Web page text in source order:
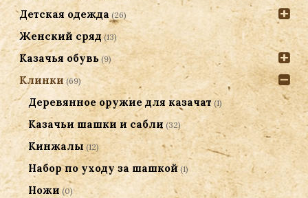
Детская одежда (26)
Женский сряд (13)
Казачья обувь (9)
Клинки (69)
Деревянное оружие для казачат (1)
Казачьи шашки и сабли (32)
Кинжалы (12)
Набор по уходу за шашкой (1)
Ножи (0)